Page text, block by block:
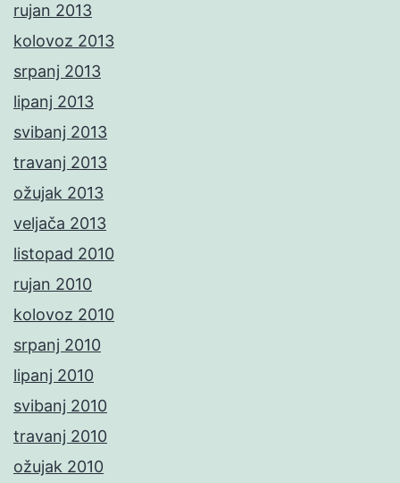
rujan 2013
kolovoz 2013
srpanj 2013
lipanj 2013
svibanj 2013
travanj 2013
ožujak 2013
veljača 2013
listopad 2010
rujan 2010
kolovoz 2010
srpanj 2010
lipanj 2010
svibanj 2010
travanj 2010
ožujak 2010